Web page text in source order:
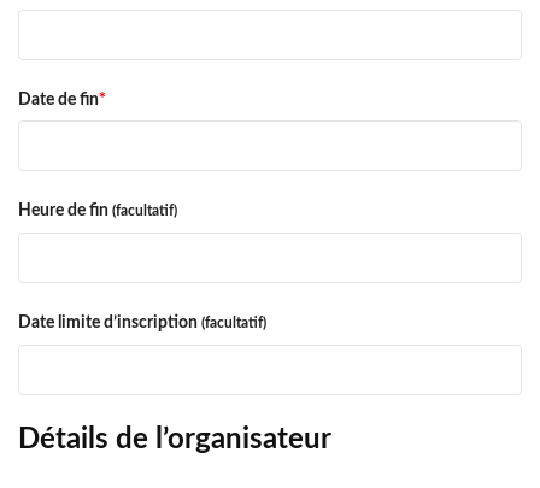
Date de fin*
Heure de fin (facultatif)
Date limite d’inscription (facultatif)
Détails de l’organisateur